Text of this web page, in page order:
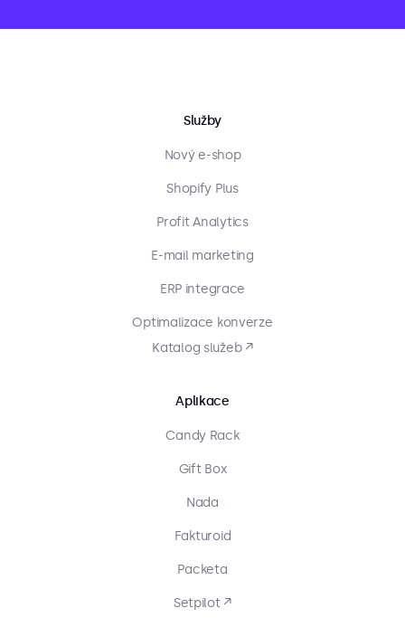
Služby
Nový e-shop
Shopify Plus
Profit Analytics
E-mail marketing
ERP integrace
Optimalizace konverze
Katalog služeb ↗
Aplikace
Candy Rack
Gift Box
Nada
Fakturoid
Packeta
Setpilot ↗